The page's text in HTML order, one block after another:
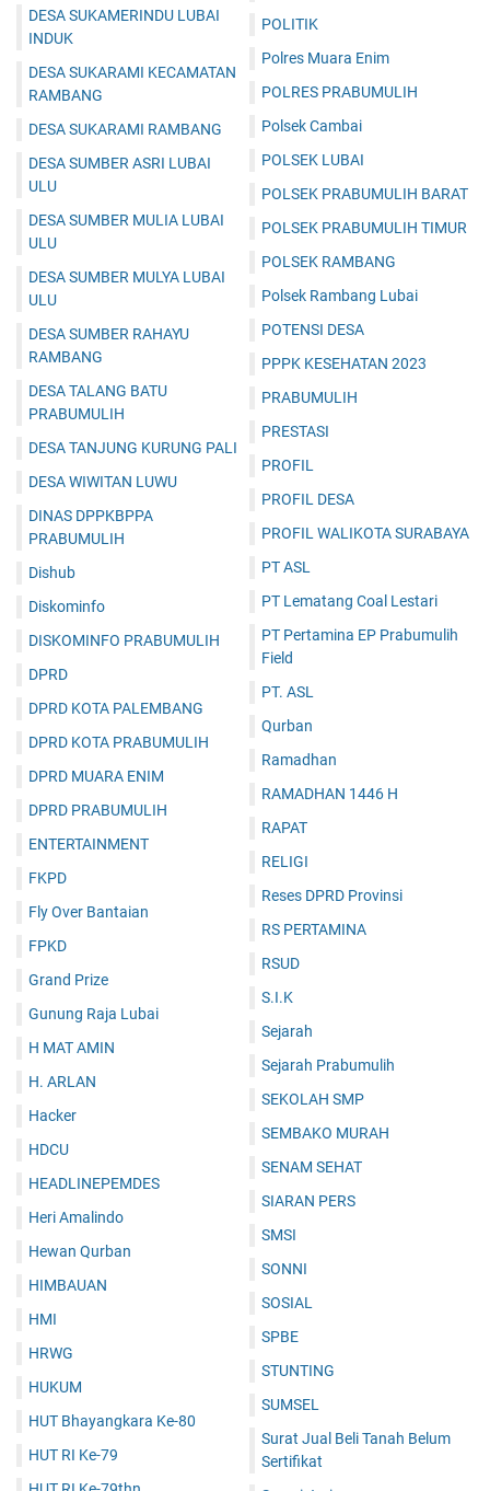
DESA SUKAMERINDU LUBAI
INDUK
DESA SUKARAMI KECAMATAN
RAMBANG
DESA SUKARAMI RAMBANG
DESA SUMBER ASRI LUBAI
ULU
DESA SUMBER MULIA LUBAI
ULU
DESA SUMBER MULYA LUBAI
ULU
DESA SUMBER RAHAYU
RAMBANG
DESA TALANG BATU
PRABUMULIH
DESA TANJUNG KURUNG PALI
DESA WIWITAN LUWU
DINAS DPPKBPPA
PRABUMULIH
Dishub
Diskominfo
DISKOMINFO PRABUMULIH
DPRD
DPRD KOTA PALEMBANG
DPRD KOTA PRABUMULIH
DPRD MUARA ENIM
DPRD PRABUMULIH
ENTERTAINMENT
FKPD
Fly Over Bantaian
FPKD
Grand Prize
Gunung Raja Lubai
H MAT AMIN
H. ARLAN
Hacker
HDCU
HEADLINEPEMDES
Heri Amalindo
Hewan Qurban
HIMBAUAN
HMI
HRWG
HUKUM
HUT Bhayangkara Ke-80
HUT RI Ke-79
POLITIK
Polres Muara Enim
POLRES PRABUMULIH
Polsek Cambai
POLSEK LUBAI
POLSEK PRABUMULIH BARAT
POLSEK PRABUMULIH TIMUR
POLSEK RAMBANG
Polsek Rambang Lubai
POTENSI DESA
PPPK KESEHATAN 2023
PRABUMULIH
PRESTASI
PROFIL
PROFIL DESA
PROFIL WALIKOTA SURABAYA
PT ASL
PT Lematang Coal Lestari
PT Pertamina EP Prabumulih
Field
PT. ASL
Qurban
Ramadhan
RAMADHAN 1446 H
RAPAT
RELIGI
Reses DPRD Provinsi
RS PERTAMINA
RSUD
S.I.K
Sejarah
Sejarah Prabumulih
SEKOLAH SMP
SEMBAKO MURAH
SENAM SEHAT
SIARAN PERS
SMSI
SONNI
SOSIAL
SPBE
STUNTING
SUMSEL
Surat Jual Beli Tanah Belum
Sertifikat